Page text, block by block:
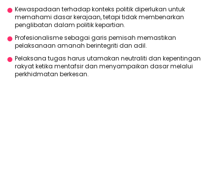
Kewaspadaan terhadap konteks politik diperlukan untuk
memahami dasar kerajaan, tetapi tidak membenarkan
penglibatan dalam politik kepartian.
Profesionalisme sebagai garis pemisah memastikan
pelaksanaan amanah berintegriti dan adil.
Pelaksana tugas harus utamakan neutraliti dan kepentingan
rakyat ketika mentafsir dan menyampaikan dasar melalui
perkhidmatan berkesan.